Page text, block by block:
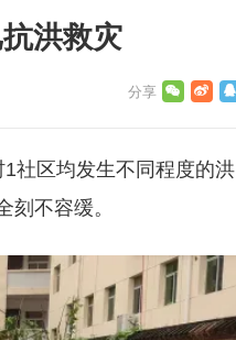
洪救灾
社区均发生不同程度的洪
不容缓。